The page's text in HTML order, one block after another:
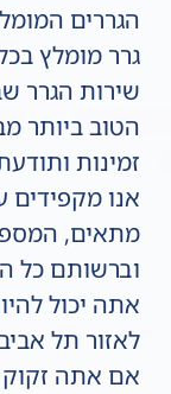
הגררים
גרר מומלץ
שירות הגרר
הטוב ביותר
זמינות
אנו מקפידים
מתאים,
וברשותם כל
אתה יכול
לאזור תל
אם אתה זקוק